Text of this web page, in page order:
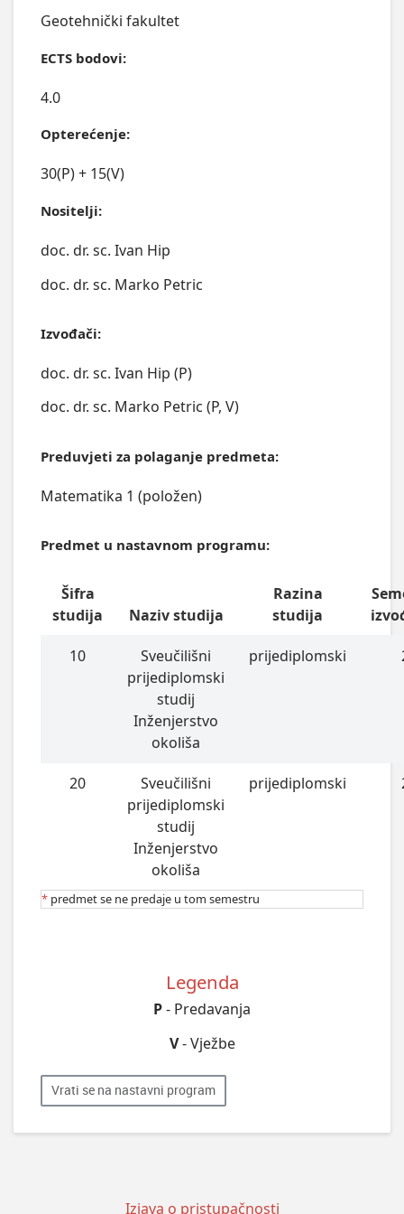
Geotehnički fakultet
ECTS bodovi:
4.0
Opterećenje:
30(P) + 15(V)
Nositelji:
doc. dr. sc. Ivan Hip
doc. dr. sc. Marko Petric
Izvođači:
doc. dr. sc. Ivan Hip (P)
doc. dr. sc. Marko Petric (P, V)
Preduvjeti za polaganje predmeta:
Matematika 1 (položen)
Predmet u nastavnom programu:
Šifra
studija
Naziv studija
Razina
studija
10
Sveučilišni
prijediplomski
studij
Inženjerstvo
okoliša
prijediplomski
20
Sveučilišni
prijediplomski
studij
Inženjerstvo
okoliša
prijediplomski
* predmet se ne predaje u tom semestru
Legenda
P- Predavanja
V- Vježbe
Vrati se na nastavni program
Izjava o pristupačnosti